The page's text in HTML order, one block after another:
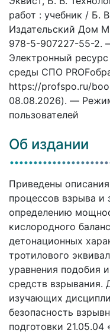
работ : учебник / Б.
Издательский Дом
978-5-907227-55-2.
Электронный
среды СПО
https://profspo.ru/
08.08.2026). —
пользователей
Об издании
Приведены
процессов взрыва и
определению
кислородного
детонационных
тротилового
уравнения подобия
средств взрывания.
изучающих
безопасность
подготовки 21.05.04